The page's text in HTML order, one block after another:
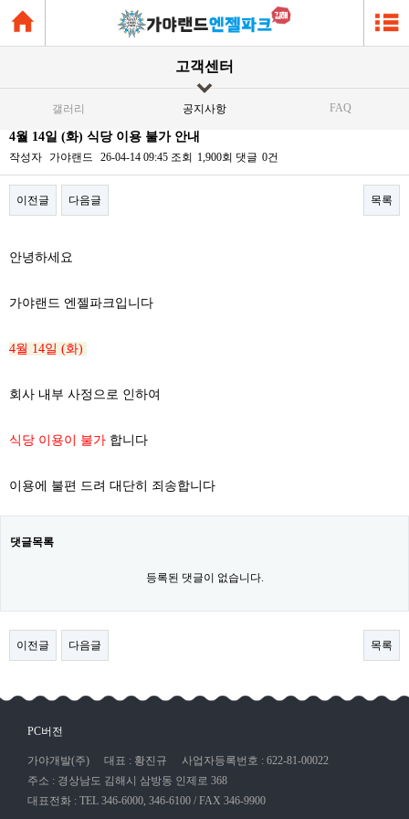
고객센터
갤러리 공지사항 FAQ
4월 14일 (화) 식당 이용 불가 안내
작성자 가야랜드 26-04-14 09:45 조회 1,900회 댓글 0건
이전글 다음글 목록
안녕하세요
가야랜드 엔젤파크입니다
4월 14일 (화)
회사 내부 사정으로 인하여
식당 이용이 불가 합니다
이용에 불편 드려 대단히 죄송합니다
댓글목록
등록된 댓글이 없습니다.
이전글 다음글 목록
PC버전
가야개발(주) 대표 : 황진규
사업자등록번호 : 622-81-00022
주소 : 경상남도 김해시 삼방동 인제로 368
대표전화 : TEL 346-6000, 346-6100 / FAX 346-9900